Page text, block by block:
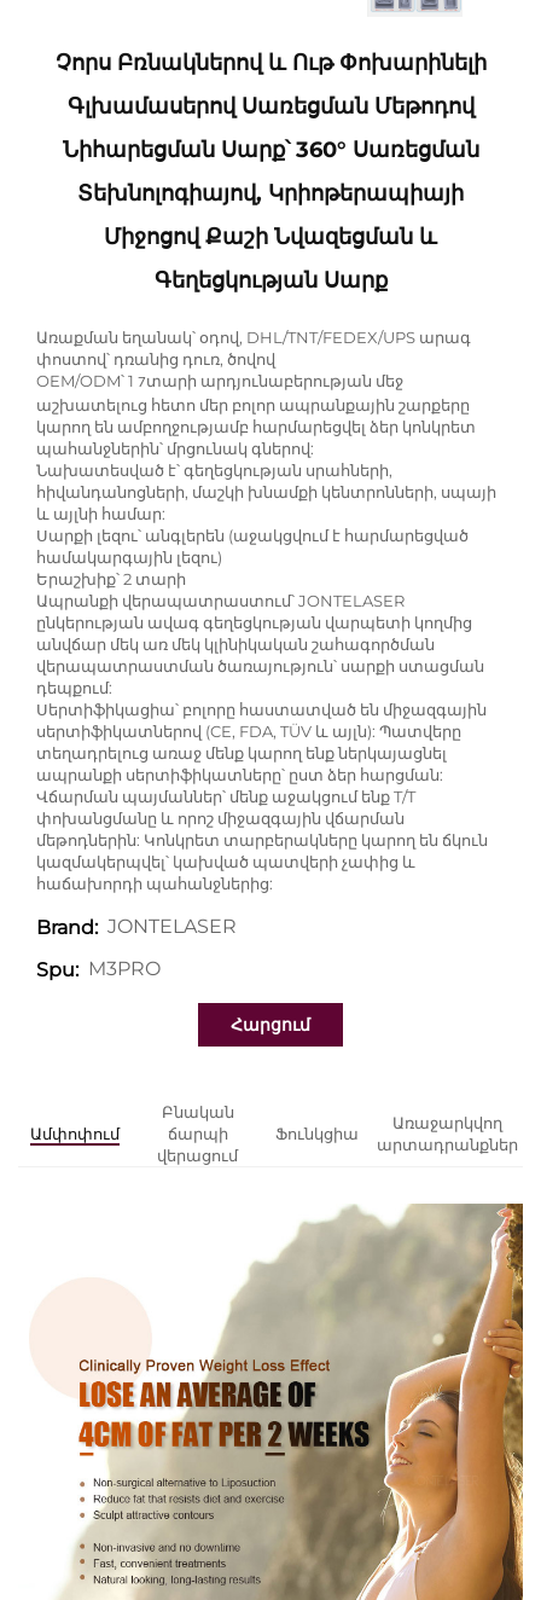
Չորս Բռնակներով ԵՒ Ութ Փոխարինելի
Գլխամասերով Սառեցման Մեթոդով
Նիհարեցման Սարք՝ 360° Սառեցման
Տեխնոլոգիայով, Կրիոթերապիայի
Միջոցով Քաշի Նվազեցման ԵՒ
Գեղեցկության Սարք
Առաքման եղանակ՝ օդով, DHL/TNT/FEDEX/UPS արագ
փոստով՝ դռանից դուռ, ծովով
OEM/ODM՝ 1 7տարի արդյունաբերության մեջ
աշխատելուց հետո մեր բոլոր ապրանքային շարքերը
կարող են ամբողջությամբ հարմարեցվել ձեր կոնկրետ
պահանջներին՝ մրցունակ գներով:
Նախատեսված է՝ գեղեցկության սրահների,
հիվանդանոցների, մաշկի խնամքի կենտրոնների, սպայի
և այլնի համար:
Սարքի լեզու՝ անգլերեն (աջակցվում է հարմարեցված
համակարգային լեզու)
Երաշխիք՝ 2 տարի
Ապրանքի վերապատրաստում՝ JONTELASER
ընկերության ավագ գեղեցկության վարպետի կողմից
անվճար մեկ առ մեկ կլինիկական շահագործման
վերապատրաստման ծառայություն՝ սարքի ստացման
դեպքում:
Սերտիֆիկացիա՝ բոլորը հաստատված են միջազգային
սերտիֆիկատներով (CE, FDA, TÜV և այլն): Պատվերը
տեղադրելուց առաջ մենք կարող ենք ներկայացնել
ապրանքի սերտիֆիկատները՝ ըստ ձեր հարցման:
Վճարման պայմաններ՝ մենք աջակցում ենք T/T
փոխանցմանը և որոշ միջազգային վճարման
մեթոդներին: Կոնկրետ տարբերակները կարող են ճկուն
կազմակերպվել՝ կախված պատվերի չափից և
հաճախորդի պահանջներից:
Brand: JONTELASER
Spu: M3PRO
Հարցում
Ամփոփում
Բնական
ճարպի
վերացում
Ֆունկցիա
Առաջարկվող
արտադրանքներ